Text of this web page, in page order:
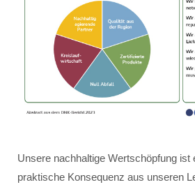
Unsere nachhaltige Wertschöpfung ist
praktische Konsequenz aus unseren